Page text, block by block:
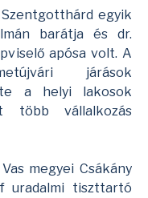
Szentgotthárd egyik
barátja és dr.
apósa volt. A
járások
a helyi lakosok
több vállalkozás
megyei Csákány
uradalmi tiszttartó